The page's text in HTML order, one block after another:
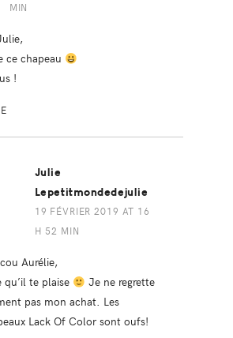
MIN
ce chapeau
!
Julie
Lepetitmondedejulie
19 FÉVRIER 2019 AT 16
H 52 MIN
Aurélie,
qu’il te plaise
Je ne regrette
pas mon achat. Les
Lack Of Color sont oufs!